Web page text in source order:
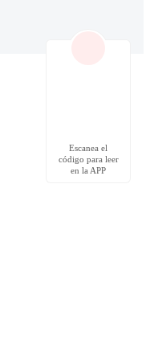
Escanea el
código para leer
en la APP